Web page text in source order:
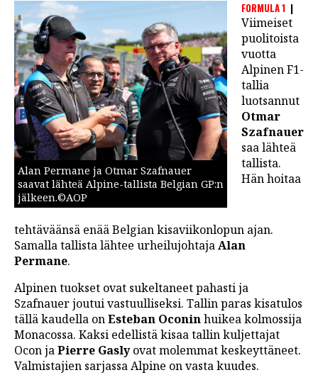
Alan Permane ja Otmar Szafnauer
saavat lähteä Alpine-tallista Belgian GP:n
jälkeen.©AOP
FORMULA 1
Viimeiset
puolitoista
vuotta
Alpinen F1-
tallia
luotsannut
Otmar
Szafnauer
saa lähteä
tallista.
Hän hoitaa
tehtäväänsä enää Belgian kisaviikonlopun ajan.
Samalla tallista lähtee urheilujohtajaAlan
Permane.
Alpinen tuokset ovat sukeltaneet pahasti ja
Szafnauer joutui vastuulliseksi. Tallin paras kisatulos
tällä kaudella onEsteban Oconinhuikea kolmossija
Monacossa. Kaksi edellistä kisaa tallin kuljettajat
Ocon jaPierre Gaslyovat molemmat keskeyttäneet.
Valmistajien sarjassa Alpine on vasta kuudes.
F1
LINTU VAI KALA
46 DENTON ROAD
VIDEOT
PODCASTIT
KOLUMNIT